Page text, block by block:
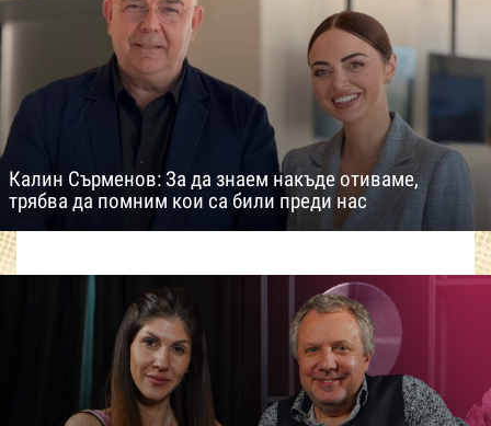
Калин Сърменов: За да знаем накъде отиваме,
трябва да помним кои са били преди нас